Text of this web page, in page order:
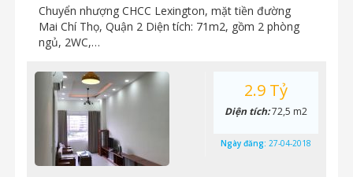
Chuyển nhượng CHCC Lexington, mặt tiền đường
Mai Chí Thọ, Quận 2 Diện tích: 71m2, gồm 2 phòng
ngủ, 2WC,…
2.9 Tỷ
Diện tích:72,5 m2
Ngày đăng: 27-04-2018